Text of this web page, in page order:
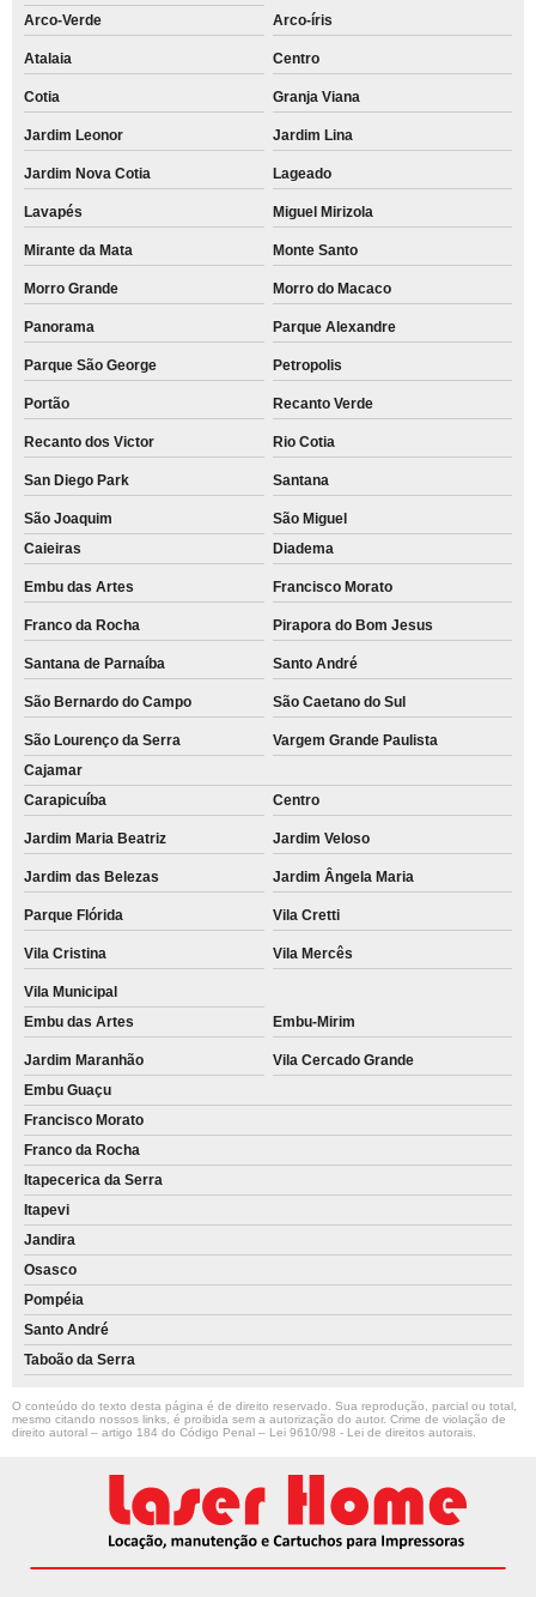
Arco-Verde
Arco-íris
Atalaia Centro
Cotia Granja Viana
Jardim Leonor Jardim Lina
Jardim Nova Cotia Lageado
Lavapés Miguel Mirizola
Mirante da Mata Monte Santo
Morro Grande Morro do Macaco
Panorama Parque Alexandre
Parque São George Petropolis
Portão Recanto Verde
Recanto dos Victor Rio Cotia
San Diego Park Santana
São Joaquim
São Miguel
Caieiras
Diadema
Embu das Artes Francisco Morato
Franco da Rocha Pirapora do Bom Jesus
Santana de Parnaíba Santo André
São Bernardo do Campo São Caetano do Sul
São Lourenço da Serra
Vargem Grande Paulista
Cajamar
Carapicuíba
Centro
Jardim Maria Beatriz Jardim Veloso
Jardim das Belezas Jardim Ângela Maria
Parque Flórida Vila Cretti
Vila Cristina Vila Mercês
Vila Municipal
Embu das Artes
Embu-Mirim
Jardim Maranhão
Vila Cercado Grande
Embu Guaçu
Francisco Morato
Franco da Rocha
Itapecerica da Serra
Itapevi
Jandira
Osasco
Pompéia
Santo André
Taboão da Serra
O conteúdo do texto desta página é de direito reservado. Sua reprodução, parcial ou total,
mesmo citando nossos links, é proibida sem a autorização do autor. Crime de violação de
direito autoral – artigo 184 do Código Penal – Lei 9610/98 - Lei de direitos autorais